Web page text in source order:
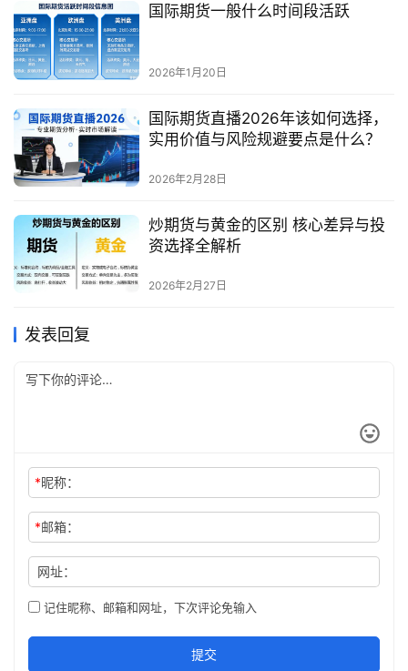
国际期货一般什么时间段活跃
2026年1月20日
国际期货直播2026年该如何选择，
实用价值与风险规避要点是什么？
2026年2月28日
炒期货与黄金的区别 核心差异与投
资选择全解析
2026年2月27日
发表回复
*昵称：
*邮箱：
网址：
记住昵称、邮箱和网址，下次评论免输入
提交